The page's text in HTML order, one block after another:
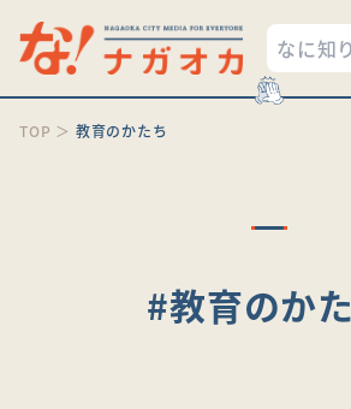
TOP ＞ 教育のかたち
#教育のか